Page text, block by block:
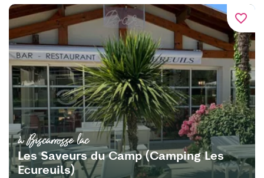
favorite_border
à Biscarrosse lac
Les Saveurs du Camp (Camping Les
Ecureuils)